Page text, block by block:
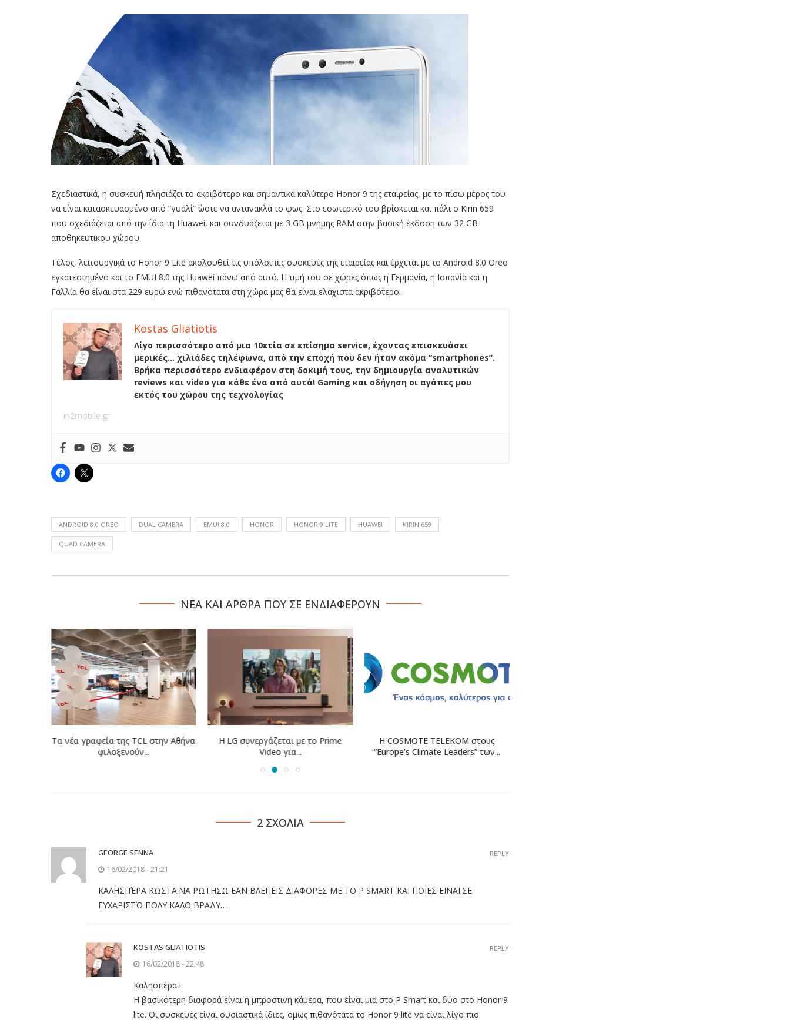
Σχεδιαστικά, η συσκευή πλησιάζει το ακριβότερο και σημαντικά καλύτερο Honor 9 της εταιρείας, με το πίσω μέρος του
να είναι κατασκευασμένο από “γυαλί” ώστε να αντανακλά το φως. Στο εσωτερικό του βρίσκεται και πάλι ο Kirin 659
που σχεδιάζεται από την ίδια τη Huawei, και συνδυάζεται με 3 GB μνήμης RAM στην βασική έκδοση των 32 GB
αποθηκευτικου χώρου.
Τέλος, λειτουργικά το Honor 9 Lite ακολουθεί τις υπόλοιπες συσκευές της εταιρείας και έρχεται με το Android 8.0 Oreo
εγκατεστημένο και το EMUI 8.0 της Huawei πάνω από αυτό. Η τιμή του σε χώρες όπως η Γερμανία, η Ισπανία και η
Γαλλία θα είναι στα 229 ευρώ ενώ πιθανότατα στη χώρα μας θα είναι ελάχιστα ακριβότερο.
Kostas Gliatiotis
Λίγο περισσότερο από μια 10ετία σε επίσημα service, έχοντας επισκευάσει
μερικές… χιλιάδες τηλέφωνα, από την εποχή που δεν ήταν ακόμα “smartphones”.
Βρήκα περισσότερο ενδιαφέρον στη δοκιμή τους, την δημιουργία αναλυτικών
reviews και video για κάθε ένα από αυτά! Gaming και οδήγηση οι αγάπες μου
εκτός του χώρου της τεχνολογίας
in2mobile.gr
ANDROID 8.0 OREO DUAL CAMERA EMUI 8.0 HONOR HONOR 9 LITE HUAWEI KIRIN 659
QUAD CAMERA
NΕΑ ΚΑΙ ΑΡΘΡΑ ΠΟΥ ΣΕ ΕΝΔΙΑΦΕΡΟΥΝ
Τα νέα γραφεία της TCL στην Αθήνα
φιλοξενούν...
Η LG συνεργάζεται με το Prime
Video για...
Η COSMOTE TELEKOM στους
“Europe’s Climate Leaders” των...
2 ΣΧΟΛΙΑ
GEORGE SENNA
16/02/2018 - 21:21
ΚΑΛΗΣΠΈΡΑ ΚΩΣΤΑ.ΝΑ ΡΩΤΗΣΩ ΕΑΝ ΒΛΕΠΕΙΣ ΔΙΑΦΟΡΕΣ ΜΕ ΤΟ P SMART ΚΑΙ ΠΟΙΕΣ ΕΙΝΑΙ.ΣΕ
ΕΥΧΑΡΙΣΤΏ ΠΟΛΥ ΚΑΛΟ ΒΡΑΔΥ…
REPLY
KOSTAS GLIATIOTIS
16/02/2018 - 22:48
Καλησπέρα !
Η βασικότερη διαφορά είναι η μπροστινή κάμερα, που είναι μια στο P Smart και δύο στο Honor 9
lite. Οι συσκευές είναι ουσιαστικά ίδιες, όμως πιθανότατα το Honor 9 lite να είναι λίγο πιο
REPLY